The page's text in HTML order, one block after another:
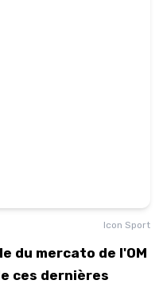
Icon Sport
du mercato de l'OM
ces dernières